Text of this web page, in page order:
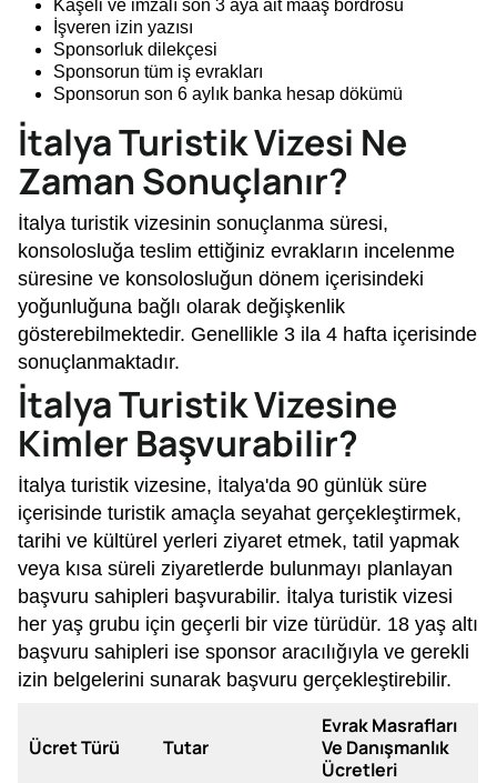
Kaşeli ve imzalı son 3 aya ait maaş bordrosu
İşveren izin yazısı
Sponsorluk dilekçesi
Sponsorun tüm iş evrakları
Sponsorun son 6 aylık banka hesap dökümü
İtalya Turistik Vizesi Ne
Zaman Sonuçlanır?
İtalya turistik vizesinin sonuçlanma süresi,
konsolosluğa teslim ettiğiniz evrakların incelenme
süresine ve konsolosluğun dönem içerisindeki
yoğunluğuna bağlı olarak değişkenlik
gösterebilmektedir. Genellikle 3 ila 4 hafta içerisinde
sonuçlanmaktadır.
İtalya Turistik Vizesine
Kimler Başvurabilir?
İtalya turistik vizesine, İtalya'da 90 günlük süre
içerisinde turistik amaçla seyahat gerçekleştirmek,
tarihi ve kültürel yerleri ziyaret etmek, tatil yapmak
veya kısa süreli ziyaretlerde bulunmayı planlayan
başvuru sahipleri başvurabilir. İtalya turistik vizesi
her yaş grubu için geçerli bir vize türüdür. 18 yaş altı
başvuru sahipleri ise sponsor aracılığıyla ve gerekli
izin belgelerini sunarak başvuru gerçekleştirebilir.
Ücret Türü Tutar
Evrak Masrafları
Ve Danışmanlık
Ücretleri